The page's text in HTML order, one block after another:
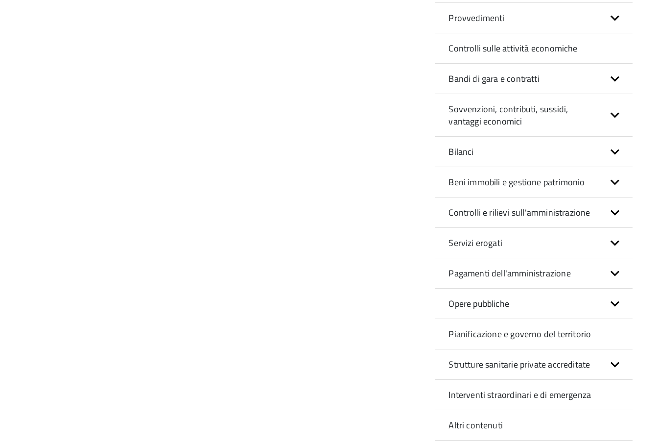
Provvedimenti
Controlli sulle attività economiche
Bandi di gara e contratti
Sovvenzioni, contributi, sussidi,
vantaggi economici
Bilanci
Beni immobili e gestione patrimonio
Controlli e rilievi sull'amministrazione
Servizi erogati
Pagamenti dell'amministrazione
Opere pubbliche
Pianificazione e governo del territorio
Strutture sanitarie private accreditate
Interventi straordinari e di emergenza
Altri contenuti